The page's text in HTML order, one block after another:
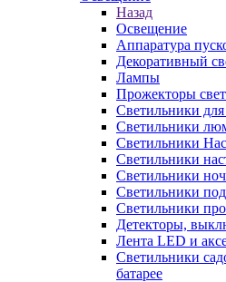
Назад
Освещение
Аппаратура
Декоративный
Лампы
Прожекторы
Светильники
Светильники
Светильники
Светильники
Светильники
Светильники
Светильники
Детекторы,
Лента LED и
Светильники
батарее